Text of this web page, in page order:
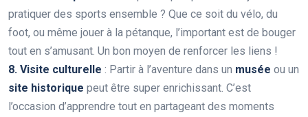
pratiquer des sports ensemble ? Que ce soit du vélo, du
foot, ou même jouer à la pétanque, l’important est de bouger
tout en s’amusant. Un bon moyen de renforcer les liens !
8. Visite culturelle : Partir à l’aventure dans un musée ou un
site historique peut être super enrichissant. C’est
l’occasion d’apprendre tout en partageant des moments